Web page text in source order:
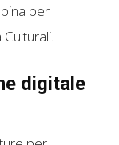
per
digitale